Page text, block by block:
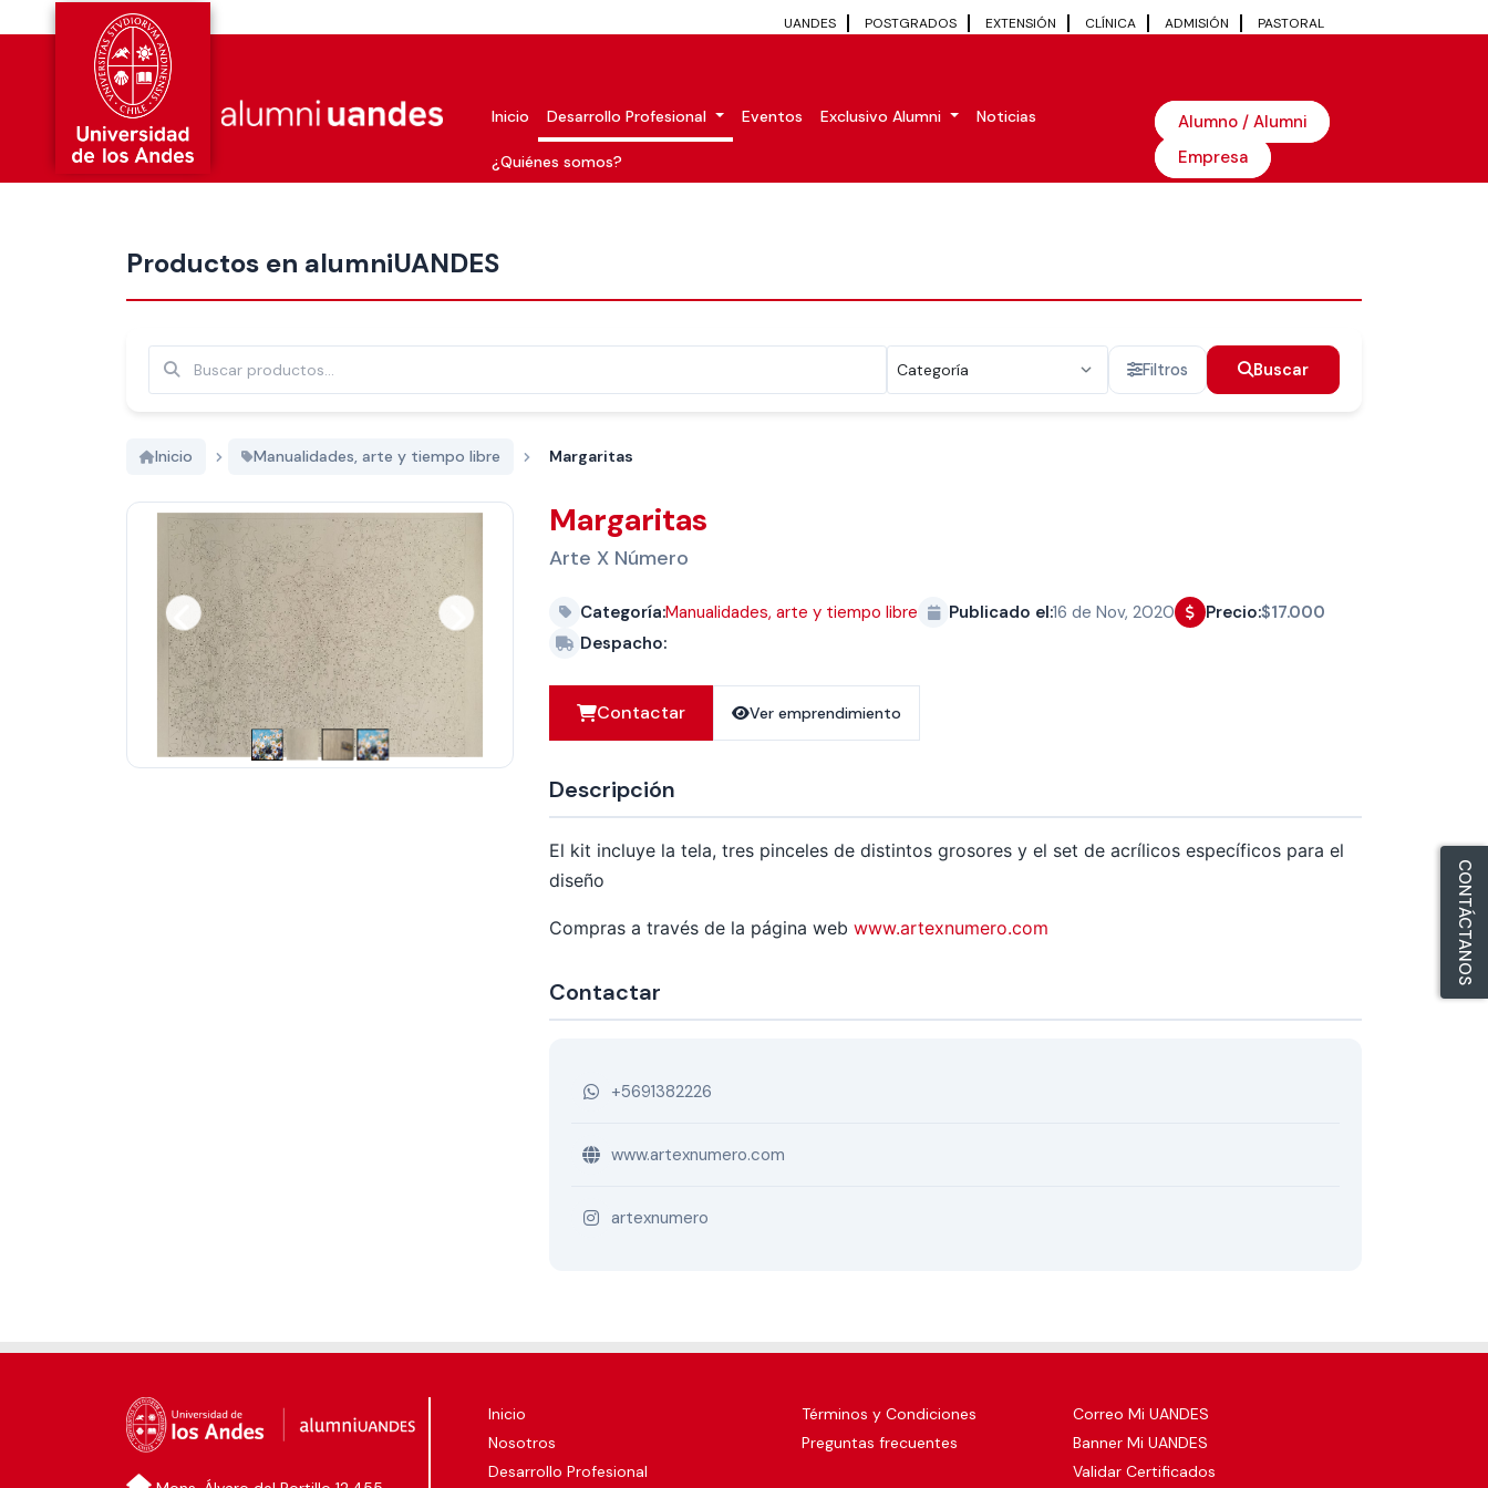
UANDES POSTGRADOS EXTENSIÓN CLÍNICA ADMISIÓN PASTORAL
Inicio Desarrollo Profesional Eventos Exclusivo Alumni Noticias
¿Quiénes somos?
Alumno / Alumni
Empresa
Productos en alumniUANDES
Filtros Buscar
Inicio
Manualidades, arte y tiempo libre Margaritas
Margaritas
Arte X Número
Categoría:Manualidades, arte y tiempo libre Publicado el:16 de Nov, 2020 Precio:$17.000
Despacho:
Contactar Ver emprendimiento
Descripción
El kit incluye la tela, tres pinceles de distintos grosores y el set de acrílicos específicos para el
diseño
Compras a través de la página web www.artexnumero.com
Contactar
+5691382226
www.artexnumero.com
artexnumero
Inicio
Nosotros
Desarrollo Profesional
Términos y Condiciones
Preguntas frecuentes
Correo Mi UANDES
Banner Mi UANDES
Validar Certificados
CONTÁCTANOS
Más nuevos